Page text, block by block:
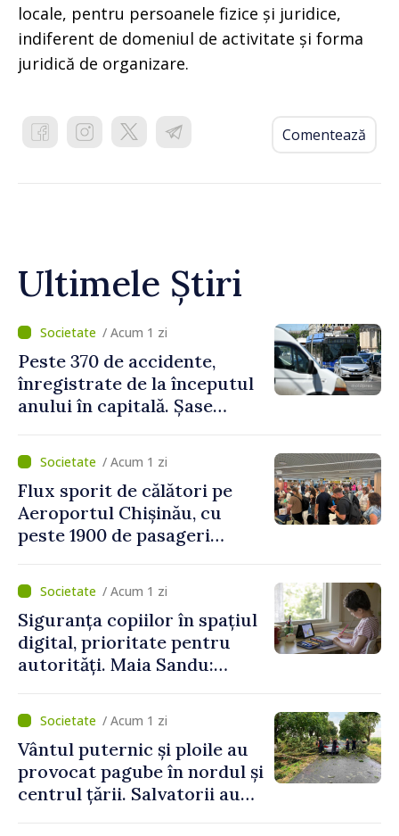
locale, pentru persoanele fizice și juridice,
indiferent de domeniul de activitate și forma
juridică de organizare.
Comentează
Ultimele Știri
/ Acum 1 zi
Peste 370 de accidente,
înregistrate de la începutul
anului în capitală. Șase
/ Acum 1 zi
Flux sporit de călători pe
Aeroportul Chișinău, cu
peste 1900 de pasageri
de vârf a concediilor
/ Acum 1 zi
Siguranța copiilor în spațiul
digital, prioritate pentru
autorități. Maia Sandu:
mecanisme care să-i
protejeze”/ Acum 1 zi
Vântul puternic și ploile au
provocat pagube în nordul și
centrul țării. Salvatorii au